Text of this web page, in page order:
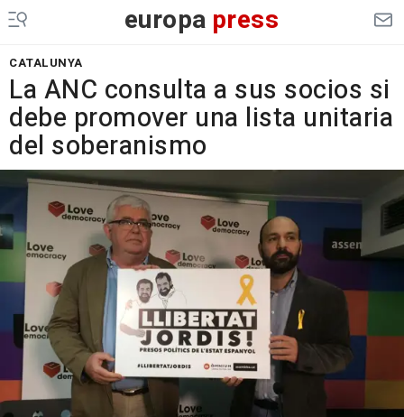
europa press
CATALUNYA
La ANC consulta a sus socios si
debe promover una lista unitaria
del soberanismo